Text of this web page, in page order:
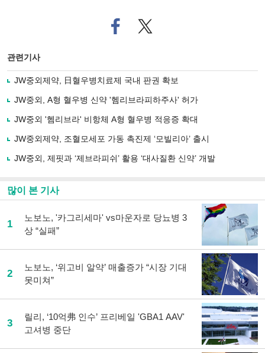
페
이
로
기
사
유
기
트위
터로
관련기사
JW중외제약, 日혈우병치료제 국내 판권 확보
JW중외, A형 혈우병 신약 '헴리브라피하주사' 허가
JW중외 '헴리브라' 비항체 A형 혈우병 적응증 확대
JW중외제약, 조혈모세포 가동 촉진제 ‘모빌리아’ 출시
JW중외, 제핏과 ‘제브라피쉬’ 활용 ‘대사질환 신약’ 개발
많이 본 기사
1
노보노, '카그리세마' vs마운자로 당뇨병 3
상 “실패”
2
노보노, ‘위고비 알약’ 매출증가 “시장 기대
못미쳐”
3
릴리, ‘10억弗 인수’ 프리베일 'GBA1 AAV'
고셔병 중단